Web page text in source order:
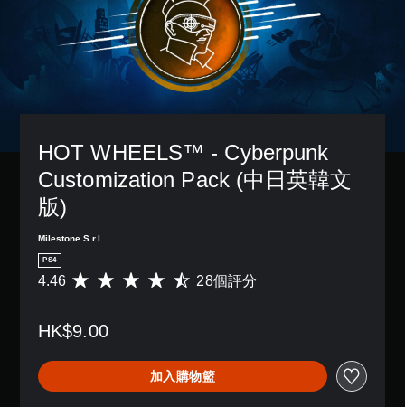
HOT WHEELS™ - Cyberpunk
Customization Pack (中日英韓文
版)
Milestone S.r.l.
PS4
平
分
4
.
4.46 28個評分
HK$9.00
加入購物籃